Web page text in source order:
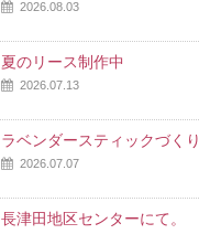
2026.08.03
夏のリース制作中
2026.07.13
ラベンダースティックづくり
2026.07.07
長津田地区センターにて。